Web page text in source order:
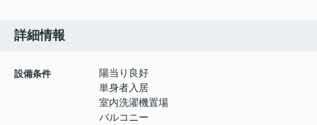
詳細情報
設備条件
陽当り良好
単身者入居
室内洗濯機置場
バルコニー